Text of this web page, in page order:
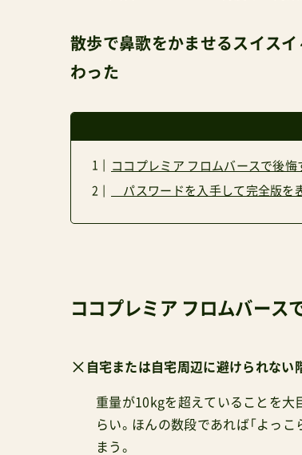
散歩で鼻歌をかませるスイス
わった
ココプレミア フロムバースで後悔
パスワードを入手して完全版を
ココプレミア フロムバース
自宅または自宅周辺に避けられない
重量が10kgを超えていることを大
らい。ほんの数段であれば「よっ
まう。